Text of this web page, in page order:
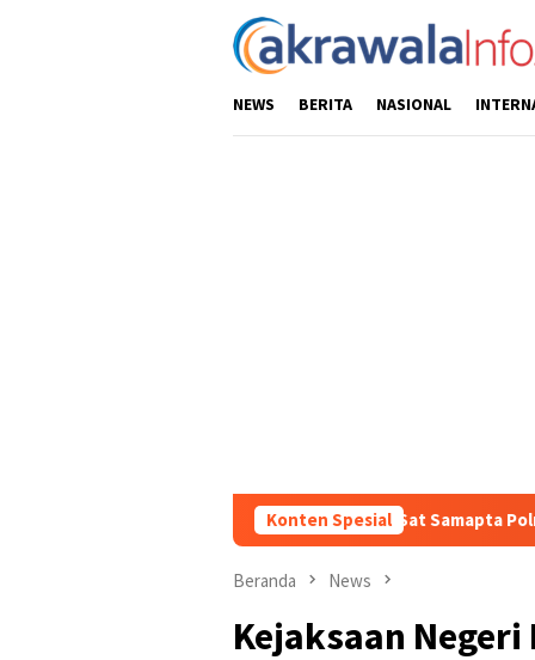
NEWS BERITA NASIONAL
Konten Spesial
Wilayah, Sat Samapta Polres Toraja Utara Gencarkan
Beranda News
Kejaksaan